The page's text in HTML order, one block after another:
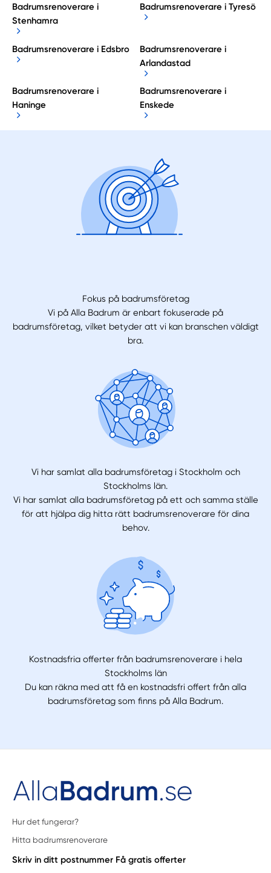
Badrumsrenoverare i
Stenhamra
Badrumsrenoverare i Tyresö
Badrumsrenoverare i Edsbro
Badrumsrenoverare i
Arlandastad
Badrumsrenoverare i
Haninge
Badrumsrenoverare i
Enskede
Fokus på badrumsföretag
Vi på Alla Badrum är enbart fokuserade på
badrumsföretag, vilket betyder att vi kan branschen väldigt
bra.
Vi har samlat alla badrumsföretag i Stockholm och
Stockholms län.
Vi har samlat alla badrumsföretag på ett och samma ställe
för att hjälpa dig hitta rätt badrumsrenoverare för dina
behov.
Kostnadsfria offerter från badrumsrenoverare i hela
Stockholms län
Du kan räkna med att få en kostnadsfri offert från alla
badrumsföretag som finns på Alla Badrum.
Hur det fungerar?
Hitta badrumsrenoverare
Skriv in ditt postnummer Få gratis offerter